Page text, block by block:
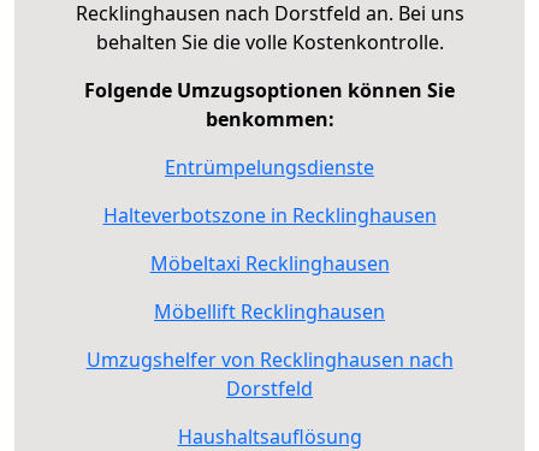
Recklinghausen nach Dorstfeld an. Bei uns
behalten Sie die volle Kostenkontrolle.
Folgende Umzugsoptionen können Sie
benkommen:
Entrümpelungsdienste
Halteverbotszone in Recklinghausen
Möbeltaxi Recklinghausen
Möbellift Recklinghausen
Umzugshelfer von Recklinghausen nach
Dorstfeld
Haushaltsauflösung